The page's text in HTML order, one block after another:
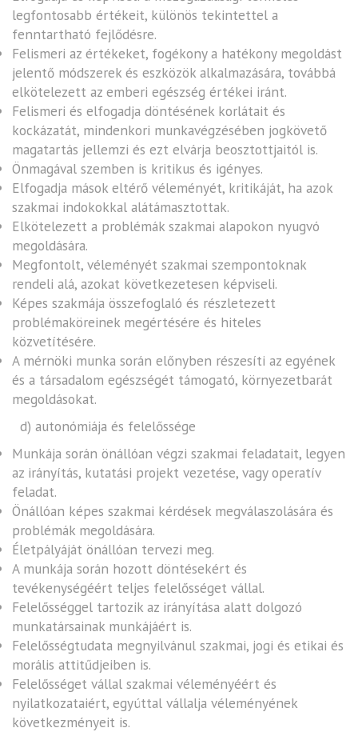
legfontosabb értékeit, különös tekintettel a
fenntartható fejlődésre.
Felismeri az értékeket, fogékony a hatékony megoldást
jelentő módszerek és eszközök alkalmazására, továbbá
elkötelezett az emberi egészség értékei iránt.
Felismeri és elfogadja döntésének korlátait és
kockázatát, mindenkori munkavégzésében jogkövető
magatartás jellemzi és ezt elvárja beosztottjaitól is.
Önmagával szemben is kritikus és igényes.
Elfogadja mások eltérő véleményét, kritikáját, ha azok
szakmai indokokkal alátámasztottak.
Elkötelezett a problémák szakmai alapokon nyugvó
megoldására.
Megfontolt, véleményét szakmai szempontoknak
rendeli alá, azokat következetesen képviseli.
Képes szakmája összefoglaló és részletezett
problémaköreinek megértésére és hiteles
közvetítésére.
A mérnöki munka során előnyben részesíti az egyének
és a társadalom egészségét támogató, környezetbarát
megoldásokat.
d) autonómiája és felelőssége
Munkája során önállóan végzi szakmai feladatait, legyen
az irányítás, kutatási projekt vezetése, vagy operatív
feladat.
Önállóan képes szakmai kérdések megválaszolására és
problémák megoldására.
Életpályáját önállóan tervezi meg.
A munkája során hozott döntésekért és
tevékenységéért teljes felelősséget vállal.
Felelősséggel tartozik az irányítása alatt dolgozó
munkatársainak munkájáért is.
Felelősségtudata megnyilvánul szakmai, jogi és etikai és
morális attitűdjeiben is.
Felelősséget vállal szakmai véleményéért és
nyilatkozataiért, egyúttal vállalja véleményének
következményeit is.